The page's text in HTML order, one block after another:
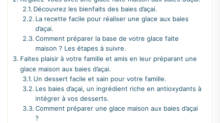
Découvrez les bienfaits des baies d’açai.
La recette facile pour réaliser une glace aux baies
d’açai.
Comment préparer la base de votre glace faite
maison ? Les étapes à suivre.
Faites plaisir à votre famille et amis en leur préparant une
glace maison aux baies d’açai.
Un dessert facile et sain pour votre famille.
Les baies d’açai, un ingrédient riche en antioxydants à
intégrer à vos desserts.
Comment préparer une glace maison aux baies d’açai
?